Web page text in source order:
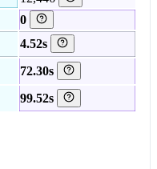
0
4.52s
72.30s
99.52s